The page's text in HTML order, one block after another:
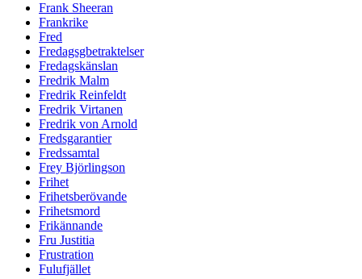
Frank Sheeran
Frankrike
Fred
Fredagsgbetraktelser
Fredagskänslan
Fredrik Malm
Fredrik Reinfeldt
Fredrik Virtanen
Fredrik von Arnold
Fredsgarantier
Fredssamtal
Frey Björlingson
Frihet
Frihetsberövande
Frihetsmord
Frikännande
Fru Justitia
Frustration
Fulufjället